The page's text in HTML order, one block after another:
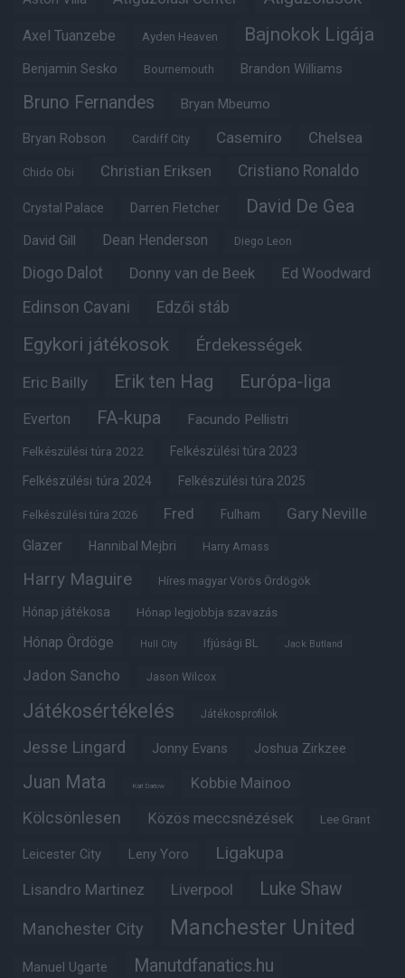
Axel Tuanzebe Ayden Heaven Bajnokok Ligája
Benjamin Sesko Bournemouth Brandon Williams
Bruno Fernandes Bryan Mbeumo
Bryan Robson Cardiff City Casemiro Chelsea
Chido Obi Christian Eriksen Cristiano Ronaldo
Crystal Palace Darren Fletcher David De Gea
David Gill Dean Henderson Diego Leon
Diogo Dalot Donny van de Beek Ed Woodward
Edinson Cavani Edzői stáb
Egykori játékosok Érdekességek
Eric Bailly Erik ten Hag Európa-liga
Everton FA-kupa Facundo Pellistri
Felkészülési túra 2022 Felkészülési túra 2023
Felkészülési túra 2024 Felkészülési túra 2025
Felkészülési túra 2026 Fred Fulham Gary Neville
Glazer Hannibal Mejbri Harry Amass
Harry Maguire Híres magyar Vörös Ördögök
Hónap játékosa Hónap legjobbja szavazás
Hónap Ördöge Hull City Ifjúsági BL Jack Butland
Jadon Sancho Jason Wilcox
Játékosértékelés Játékosprofilok
Jesse Lingard Jonny Evans Joshua Zirkzee
Juan Mata Karl Darlow Kobbie Mainoo
Kölcsönlesen Közös meccsnézések Lee Grant
Leicester City Leny Yoro Ligakupa
Lisandro Martinez Liverpool Luke Shaw
Manchester City Manchester United
Manuel Ugarte Manutdfanatics.hu